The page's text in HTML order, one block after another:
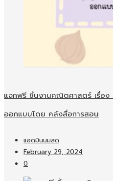
แจกฟรี ชิ้นงานคณิตศาสตร์ เรื่อง
ออกแบบโดย คลังสื่อการสอน
แอดมินนมสด
February 29, 2024
0